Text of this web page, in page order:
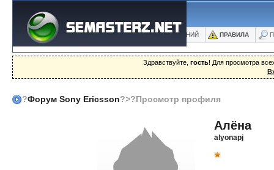
ФОРУМ БЛОГИ ФОТО БАЗА ЗНАНИЙ ПРАВИЛА
Здравствуйте, гость! Для просмотра
?Форум Sony Ericsson?>?Просмотр профиля
Алёна
alyonapj